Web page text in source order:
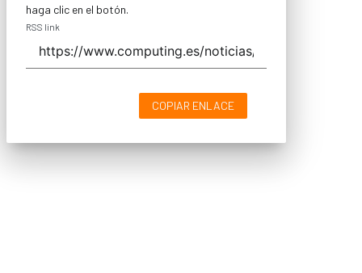
haga clic en el botón.
RSS link
COPIAR ENLACE